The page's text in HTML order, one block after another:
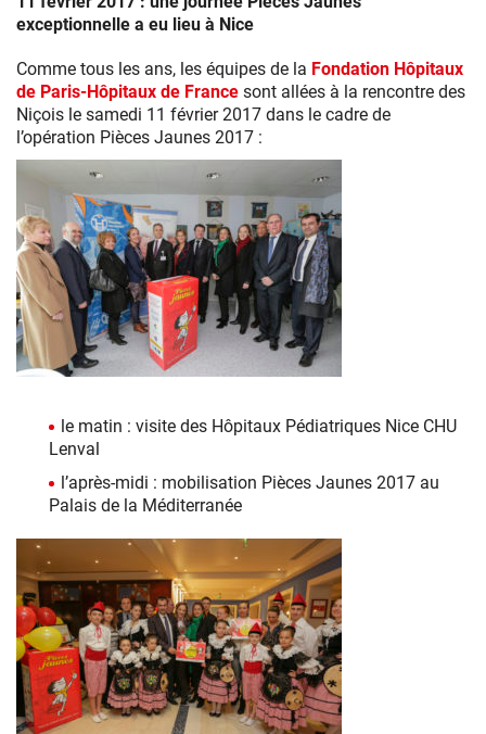
exceptionnelle a eu lieu à Nice
Comme tous les ans, les équipes de la Fondation Hôpitaux
de Paris-Hôpitaux de France sont allées à la rencontre des
Niçois le samedi 11 février 2017 dans le cadre de
l’opération Pièces Jaunes 2017 :
Fondation
Lenval
dans
cadre
de
l’opération
Pièces
Jaunes
2017
le matin : visite des Hôpitaux Pédiatriques Nice CHU
Lenval
l’après-midi : mobilisation Pièces Jaunes 2017 au
Palais de la Méditerranée